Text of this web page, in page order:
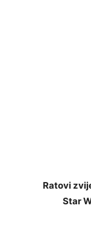
Ratovi
Star